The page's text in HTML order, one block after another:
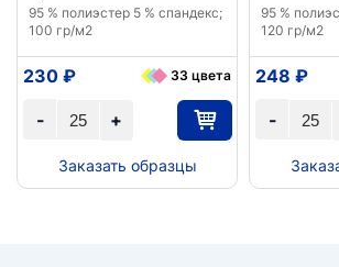
95 % полиэстер 5 % спандекс;
100 гр/м2
+
-
230 ₽ 33 цвета
Заказать образцы
95 %
120 гр/м2
-
248 ₽